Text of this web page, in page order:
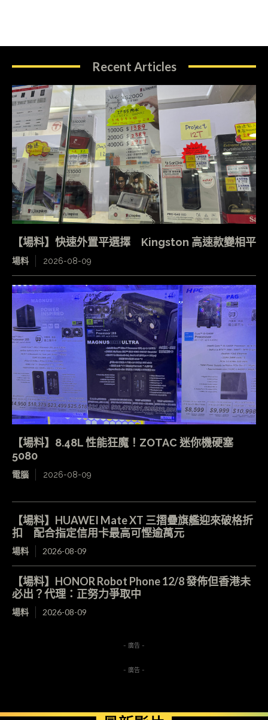
Recent Articles
【場料】快速外置平選擇 Kingston 高速款變相平
場料 2026-08-09
【場料】8.48L 性能狂魔！ZOTAC 迷你機硬塞
5080
電腦 2026-08-09
【場料】HUAWEI Mate XT 三摺疊旗艦迎來破格折
扣 配合指定信用卡最高可慳逾萬元
場料 2026-08-09
【場料】HONOR Robot Phone 12/8 發佈但香港未
必出？代理：正努力爭取中
場料 2026-08-09
- 廣告 -
- 廣告 -